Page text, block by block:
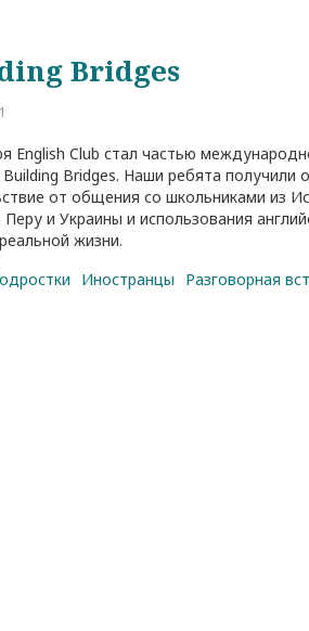
Bridges
English Club стал частью
Building Bridges. Наши ребята получили
от общения со школьниками из
и Украины и использования
жизни.
Иностранцы
Разговорная